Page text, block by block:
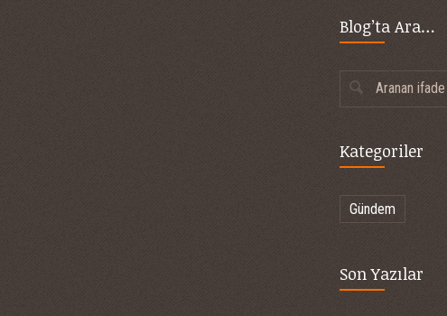
Blog’ta Ara…
Aranan ifade
Kategoriler
Gündem
Son Yazılar